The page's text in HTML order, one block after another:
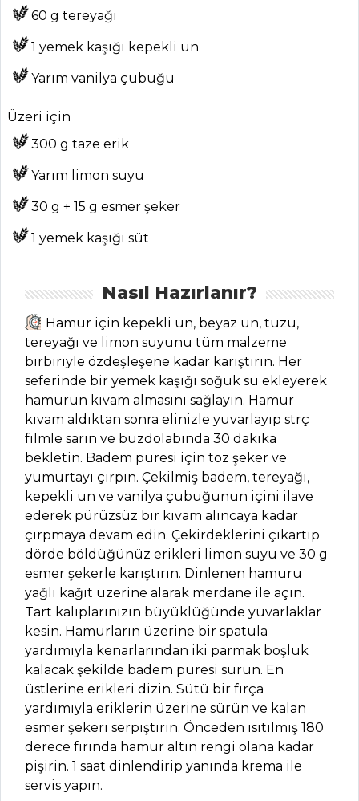
Haber
ŞEFİN TARİFLERİ
MENÜLER
Tüm
Kategoriler
SALATALAR
Bezelyeli Salata
Tarifi, Nasıl Yapılır?
Taze Rezeneli
Kereviz Salatası
Tarifi, Nasıl Yapılır?
Salatalar Tüm
Tarifleri
ET YEMEKLERI
Kestaneli ve
Zencefilli Et Sote
Tarifi, Nasıl Yapılır?
Caldeirade De
Frutos Do Mar
(Taze Deniz
Mahsulleri) Tarifi,
Nasıl Yapılır?
Beyinli Beykoz
Kebabı Tarifi, Nasıl
Yapılır?
Et Yemekleri Tüm
Tarifleri
60 g tereyağı
1 yemek kaşığı kepekli un
Yarım vanilya çubuğu
Üzeri için
300 g taze erik
Yarım limon suyu
30 g + 15 g esmer şeker
1 yemek kaşığı süt
Nasıl Hazırlanır?
Hamur için kepekli un, beyaz un, tuzu,
tereyağı ve limon suyunu tüm malzeme
birbiriyle özdeşleşene kadar karıştırın. Her
seferinde bir yemek kaşığı soğuk su ekleyerek
hamurun kıvam almasını sağlayın. Hamur
kıvam aldıktan sonra elinizle yuvarlayıp strç
filmle sarın ve buzdolabında 30 dakika
bekletin. Badem püresi için toz şeker ve
yumurtayı çırpın. Çekilmiş badem, tereyağı,
kepekli un ve vanilya çubuğunun içini ilave
ederek pürüzsüz bir kıvam alıncaya kadar
çırpmaya devam edin. Çekirdeklerini çıkartıp
dörde böldüğünüz erikleri limon suyu ve 30 g
esmer şekerle karıştırın. Dinlenen hamuru
yağlı kağıt üzerine alarak merdane ile açın.
Tart kalıplarınızın büyüklüğünde yuvarlaklar
kesin. Hamurların üzerine bir spatula
yardımıyla kenarlarından iki parmak boşluk
kalacak şekilde badem püresi sürün. En
üstlerine erikleri dizin. Sütü bir fırça
yardımıyla eriklerin üzerine sürün ve kalan
esmer şekeri serpiştirin. Önceden ısıtılmış 180
derece fırında hamur altın rengi olana kadar
pişirin. 1 saat dinlendirip yanında krema ile
servis yapın.